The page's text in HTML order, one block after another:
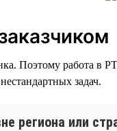
Поэтому работа
задач.
региона или